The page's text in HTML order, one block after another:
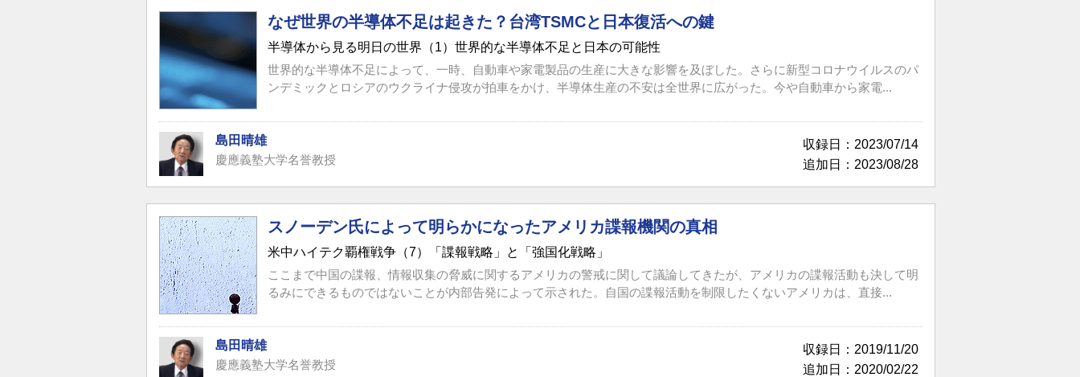
なぜ世界の半導体不足は起きた？台湾TSMCと日本復活への鍵
半導体から見る明日の世界（1）世界的な半導体不足と日本の可能性
世界的な半導体不足によって、一時、自動車や家電製品の生産に大きな影響を及ぼした。さらに新型コロナウイルスのパ
ンデミックとロシアのウクライナ侵攻が拍車をかけ、半導体生産の不安は全世界に広がった。今や自動車から家電...
収録日：2023/07/14
追加日：2023/08/28
島田晴雄
慶應義塾大学名誉教授
スノーデン氏によって明らかになったアメリカ諜報機関の真相
米中ハイテク覇権戦争（7）「諜報戦略」と「強国化戦略」
ここまで中国の諜報、情報収集の脅威に関するアメリカの警戒に関して議論してきたが、アメリカの諜報活動も決して明
るみにできるものではないことが内部告発によって示された。自国の諜報活動を制限したくないアメリカは、直接...
収録日：2019/11/20
追加日：2020/02/22
島田晴雄
慶應義塾大学名誉教授